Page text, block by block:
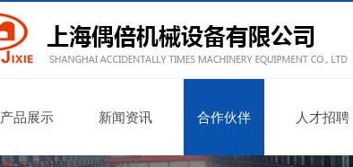
产品展示 新闻资讯 合作伙伴 人才招聘